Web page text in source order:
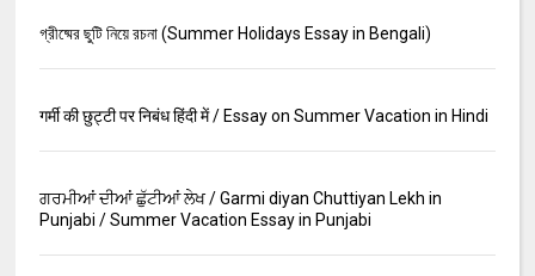
গ্রীষ্মের ছুটি নিয়ে রচনা (Summer Holidays Essay in Bengali)
गर्मी की छुट्टी पर निबंध हिंदी में / Essay on Summer Vacation in Hindi
ਗਰਮੀਆਂ ਦੀਆਂ ਛੁੱਟੀਆਂ ਲੇਖ / Garmi diyan Chuttiyan Lekh in
Punjabi / Summer Vacation Essay in Punjabi